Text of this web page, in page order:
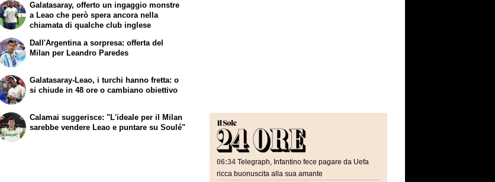
Galatasaray, offerto un ingaggio monstre
a Leao che però spera ancora nella
chiamata di qualche club inglese
Dall'Argentina a sorpresa: offerta del
Milan per Leandro Paredes
Galatasaray-Leao, i turchi hanno fretta: o
si chiude in 48 ore o cambiano obiettivo
Calamai suggerisce: "L'ideale per il Milan
sarebbe vendere Leao e puntare su Soulé"
06:34 Telegraph, Infantino fece pagare da Uefa
ricca buonuscita alla sua amante